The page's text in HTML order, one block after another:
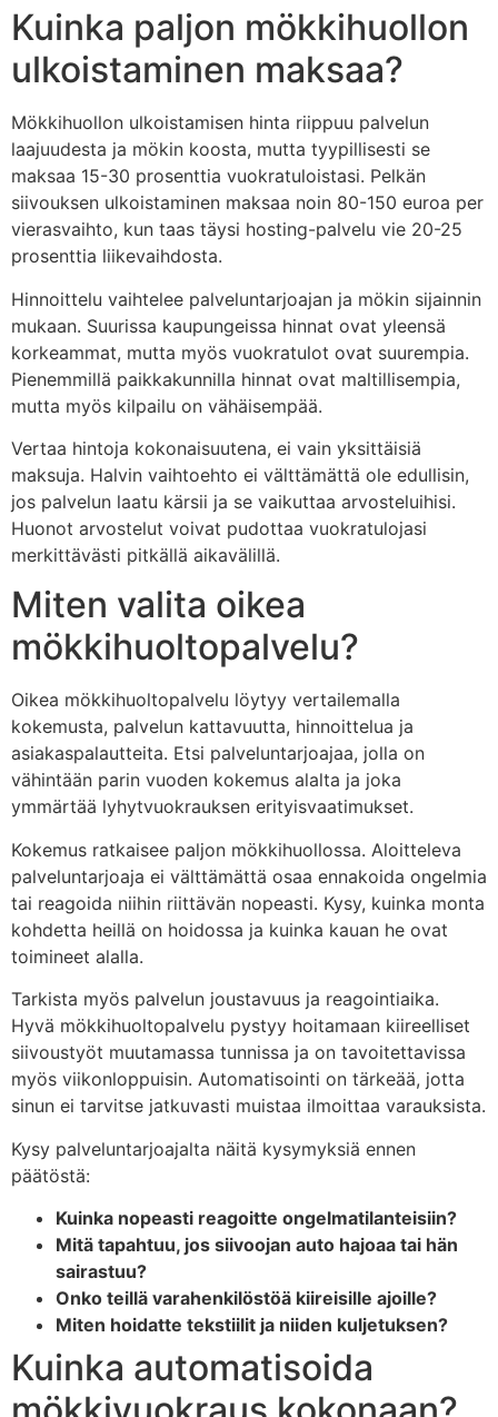
Kuinka paljon mökkihuollon
ulkoistaminen maksaa?
Mökkihuollon ulkoistamisen hinta riippuu palvelun
laajuudesta ja mökin koosta, mutta tyypillisesti se
maksaa 15-30 prosenttia vuokratuloistasi. Pelkän
siivouksen ulkoistaminen maksaa noin 80-150 euroa per
vierasvaihto, kun taas täysi hosting-palvelu vie 20-25
prosenttia liikevaihdosta.
Hinnoittelu vaihtelee palveluntarjoajan ja mökin sijainnin
mukaan. Suurissa kaupungeissa hinnat ovat yleensä
korkeammat, mutta myös vuokratulot ovat suurempia.
Pienemmillä paikkakunnilla hinnat ovat maltillisempia,
mutta myös kilpailu on vähäisempää.
Vertaa hintoja kokonaisuutena, ei vain yksittäisiä
maksuja. Halvin vaihtoehto ei välttämättä ole edullisin,
jos palvelun laatu kärsii ja se vaikuttaa arvosteluihisi.
Huonot arvostelut voivat pudottaa vuokratulojasi
merkittävästi pitkällä aikavälillä.
Miten valita oikea
mökkihuoltopalvelu?
Oikea mökkihuoltopalvelu löytyy vertailemalla
kokemusta, palvelun kattavuutta, hinnoittelua ja
asiakaspalautteita. Etsi palveluntarjoajaa, jolla on
vähintään parin vuoden kokemus alalta ja joka
ymmärtää lyhytvuokrauksen erityisvaatimukset.
Kokemus ratkaisee paljon mökkihuollossa. Aloitteleva
palveluntarjoaja ei välttämättä osaa ennakoida ongelmia
tai reagoida niihin riittävän nopeasti. Kysy, kuinka monta
kohdetta heillä on hoidossa ja kuinka kauan he ovat
toimineet alalla.
Tarkista myös palvelun joustavuus ja reagointiaika.
Hyvä mökkihuoltopalvelu pystyy hoitamaan kiireelliset
siivoustyöt muutamassa tunnissa ja on tavoitettavissa
myös viikonloppuisin. Automatisointi on tärkeää, jotta
sinun ei tarvitse jatkuvasti muistaa ilmoittaa varauksista.
Kysy palveluntarjoajalta näitä kysymyksiä ennen
päätöstä:
Kuinka nopeasti reagoitte ongelmatilanteisiin?
Mitä tapahtuu, jos siivoojan auto hajoaa tai hän
sairastuu?
Onko teillä varahenkilöstöä kiireisille ajoille?
Miten hoidatte tekstiilit ja niiden kuljetuksen?
Kuinka automatisoida